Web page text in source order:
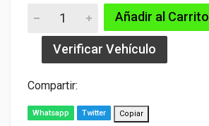
Añadir al Carrito
Verificar Vehículo
Compartir:
Whatsapp Twitter Copiar